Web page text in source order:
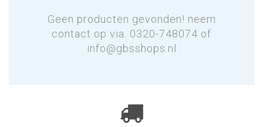
Geen producten gevonden! neem
contact op via: 0320-748074 of
info@gbsshops.nl